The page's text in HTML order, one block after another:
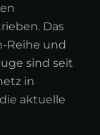
Das
Reihe und
sind seit
in
aktuelle